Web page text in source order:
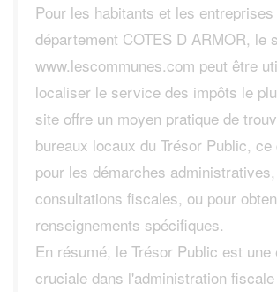
Pour les habitants et les entreprises
département COTES D ARMOR, le
www.lescommunes.com peut être
localiser le service des impôts le
site offre un moyen pratique de
bureaux locaux du Trésor Public,
pour les démarches
consultations fiscales, ou pour
renseignements spécifiques.
En résumé, le Trésor Public est une
cruciale dans l'administration